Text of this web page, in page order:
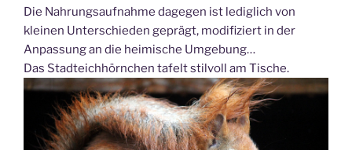
Die Nahrungsaufnahme dagegen ist lediglich von
kleinen Unterschieden geprägt, modifiziert in der
Anpassung an die heimische Umgebung…
Das Stadteichhörnchen tafelt stilvoll am Tische.